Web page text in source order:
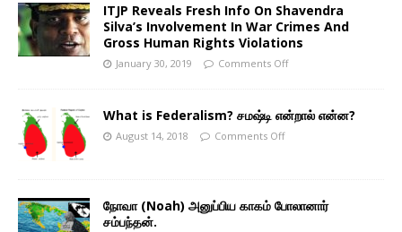
ITJP Reveals Fresh Info On Shavendra
Silva’s Involvement In War Crimes And
Gross Human Rights Violations
January 30, 2019 Comments Off
What is Federalism? சமஷ்டி என்றால் என்ன?
August 14, 2018 Comments Off
நோவா (Noah) அனுப்பிய காகம் போலானார்
சம்பந்தன்.